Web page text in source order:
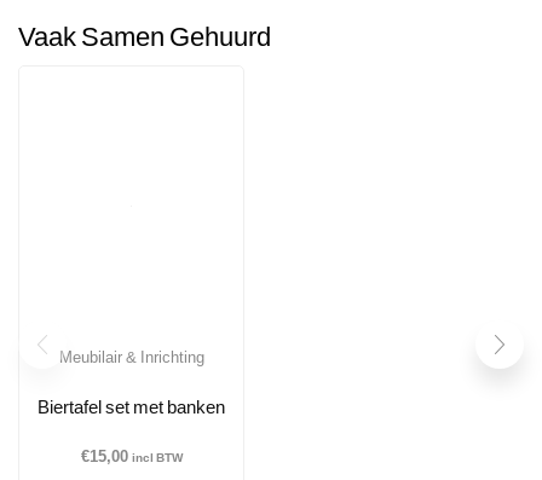
Vaak Samen Gehuurd
Meubilair & Inrichting
Biertafel set met banken
€15,00 incl BTW